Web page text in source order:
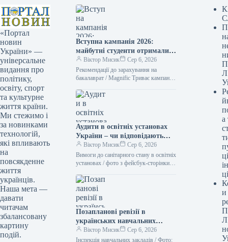
«Портал
новин
України» —
універсальне
видання про
політику,
освіту, спорт
та культурне
життя країни.
Ми стежимо і
за новинками
технологій,
які впливають
на
повсякденне
життя
українців.
Наша мета —
давати
читачам
збалансовану
картину
подій.
Вступна кампанія 2026:
майбутні студенти отримали
рекомендації до зарахування
Віктор Мисик
Сер 6, 2026
Рекомендації до зарахування на
бакалаврат / Magnific Триває кампанія
Абітурієнти вже бачать у…
Аудити в освітніх установах
України – чи відповідають
вони санітарним нормам
Віктор Мисик
Сер 6, 2026
Вимоги до санітарного стану в освітніх
установах / фото з фейсбук-сторінки
поточного року
Держпродспоживслужба
зафіксувала…
Позапланові ревізії в
українських навчальних
закладах – які норми
встановила освітня
Віктор Мисик
Сер 6, 2026
Інспекція навчальних закладів / Фото:
Л
а
ці
и